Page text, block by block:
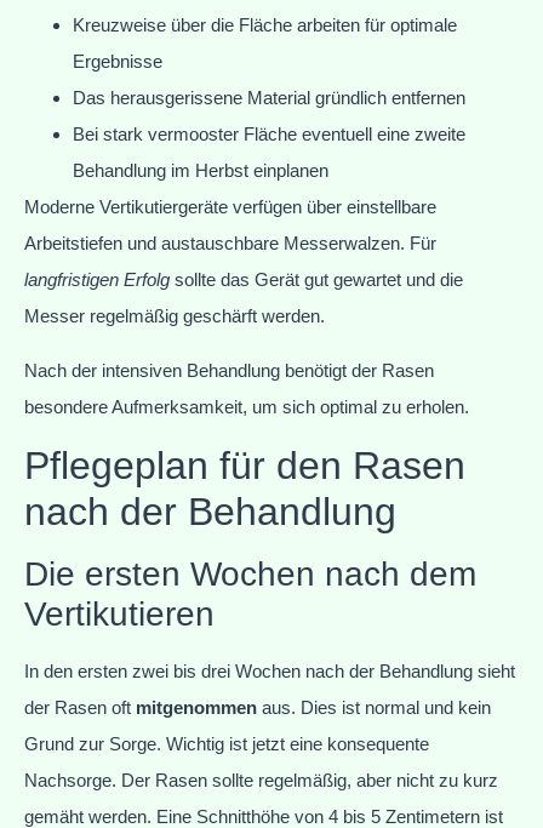
Kreuzweise über die Fläche arbeiten für optimale
Ergebnisse
Das herausgerissene Material gründlich entfernen
Bei stark vermooster Fläche eventuell eine zweite
Behandlung im Herbst einplanen
Moderne Vertikutiergeräte verfügen über einstellbare
Arbeitstiefen und austauschbare Messerwalzen. Für
langfristigen Erfolg sollte das Gerät gut gewartet und die
Messer regelmäßig geschärft werden.
Nach der intensiven Behandlung benötigt der Rasen
besondere Aufmerksamkeit, um sich optimal zu erholen.
Pflegeplan für den Rasen
nach der Behandlung
Die ersten Wochen nach dem
Vertikutieren
In den ersten zwei bis drei Wochen nach der Behandlung sieht
der Rasen oft mitgenommen aus. Dies ist normal und kein
Grund zur Sorge. Wichtig ist jetzt eine konsequente
Nachsorge. Der Rasen sollte regelmäßig, aber nicht zu kurz
gemäht werden. Eine Schnitthöhe von 4 bis 5 Zentimetern ist